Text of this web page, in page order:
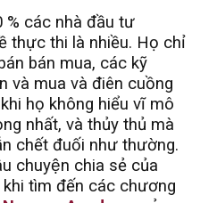
% các nhà đầu tư
thực thi là nhiều. Họ chỉ
bán mua, các kỹ
và mua và điên cuồng
họ không hiểu vĩ mô
nhất, và thủy thủ mà
chết đuối như thường.
chuyện chia sẻ của
tìm đến các chương